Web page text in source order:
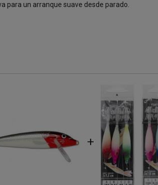
para un arranque suave desde parado.
+